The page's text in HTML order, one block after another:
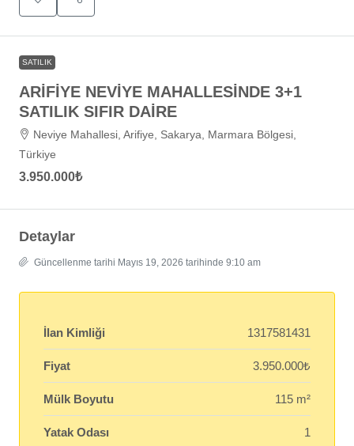
SATILIK
ARİFİYE NEVİYE MAHALLESİNDE 3+1
SATILIK SIFIR DAİRE
Neviye Mahallesi, Arifiye, Sakarya, Marmara Bölgesi,
Türkiye
3.950.000₺
Detaylar
Güncellenme tarihi Mayıs 19, 2026 tarihinde 9:10 am
İlan Kimliği 1317581431
Fiyat 3.950.000₺
Mülk Boyutu 115 m²
Yatak Odası 1